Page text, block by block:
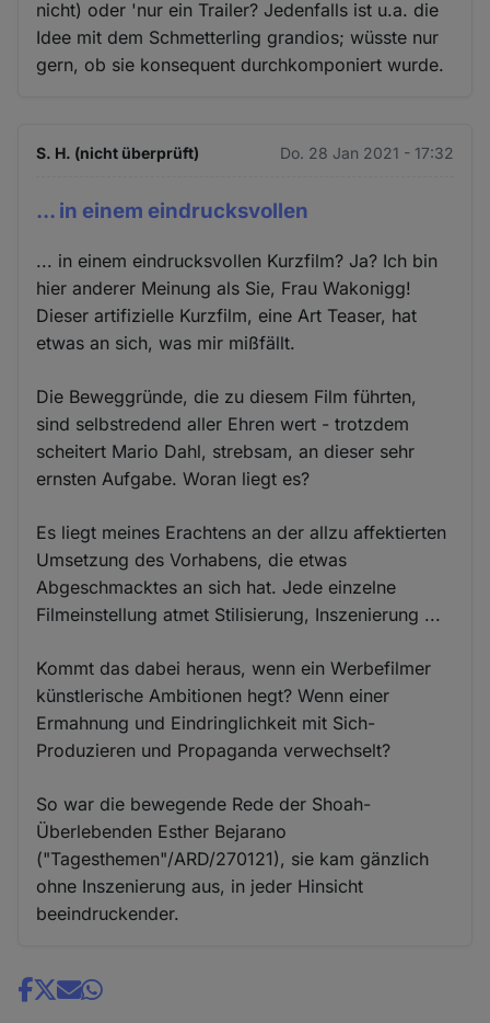
nicht) oder 'nur ein Trailer? Jedenfalls ist u.a. die
Idee mit dem Schmetterling grandios; wüsste nur
gern, ob sie konsequent durchkomponiert wurde.
S. H. (nicht überprüft) Do. 28 Jan 2021 - 17:32
... in einem eindrucksvollen
... in einem eindrucksvollen Kurzfilm? Ja? Ich bin
hier anderer Meinung als Sie, Frau Wakonigg!
Dieser artifizielle Kurzfilm, eine Art Teaser, hat
etwas an sich, was mir mißfällt.
Die Beweggründe, die zu diesem Film führten,
sind selbstredend aller Ehren wert - trotzdem
scheitert Mario Dahl, strebsam, an dieser sehr
ernsten Aufgabe. Woran liegt es?
Es liegt meines Erachtens an der allzu affektierten
Umsetzung des Vorhabens, die etwas
Abgeschmacktes an sich hat. Jede einzelne
Filmeinstellung atmet Stilisierung, Inszenierung ...
Kommt das dabei heraus, wenn ein Werbefilmer
künstlerische Ambitionen hegt? Wenn einer
Ermahnung und Eindringlichkeit mit Sich-
Produzieren und Propaganda verwechselt?
So war die bewegende Rede der Shoah-
Überlebenden Esther Bejarano
("Tagesthemen"/ARD/270121), sie kam gänzlich
ohne Inszenierung aus, in jeder Hinsicht
beeindruckender.
Share